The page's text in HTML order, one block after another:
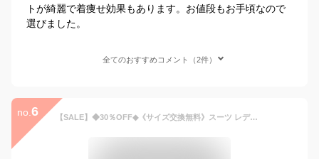
トが綺麗で着痩せ効果もあります。お値段もお手頃なので
選びました。
全てのおすすめコメント（2件）
no. 6 【SALE】◆30％OFF◆《サイズ交換無料》スーツ レディース パンツスーツ パンツ セットアップ 洗える ストレッチ ノーカラージャケット テーパードパンツ ワイドパンツ 大きいサイズ ビジネススーツ セレモニースーツ 通勤 オフィス 卒業式 入学式 ママスーツ